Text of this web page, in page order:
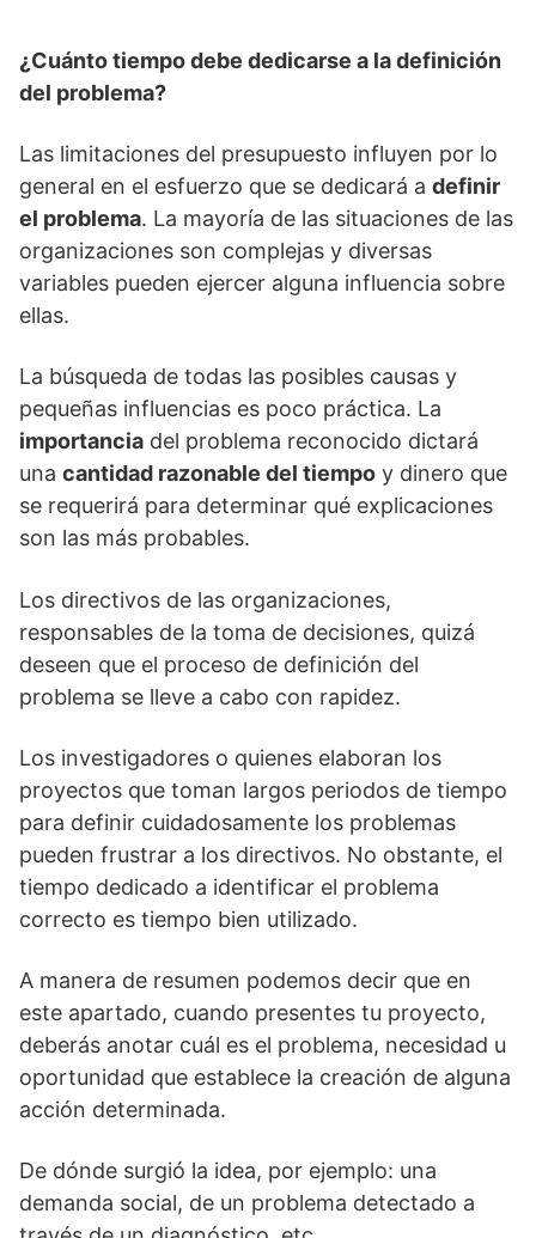
¿Cuánto tiempo debe dedicarse a la definición
del problema?
Las limitaciones del presupuesto influyen por lo
general en el esfuerzo que se dedicará a definir
el problema. La mayoría de las situaciones de las
organizaciones son complejas y diversas
variables pueden ejercer alguna influencia sobre
ellas.
La búsqueda de todas las posibles causas y
pequeñas influencias es poco práctica. La
importancia del problema reconocido dictará
una cantidad razonable del tiempo y dinero que
se requerirá para determinar qué explicaciones
son las más probables.
Los directivos de las organizaciones,
responsables de la toma de decisiones, quizá
deseen que el proceso de definición del
problema se lleve a cabo con rapidez.
Los investigadores o quienes elaboran los
proyectos que toman largos periodos de tiempo
para definir cuidadosamente los problemas
pueden frustrar a los directivos. No obstante, el
tiempo dedicado a identificar el problema
correcto es tiempo bien utilizado.
A manera de resumen podemos decir que en
este apartado, cuando presentes tu proyecto,
deberás anotar cuál es el problema, necesidad u
oportunidad que establece la creación de alguna
acción determinada.
De dónde surgió la idea, por ejemplo: una
demanda social, de un problema detectado a